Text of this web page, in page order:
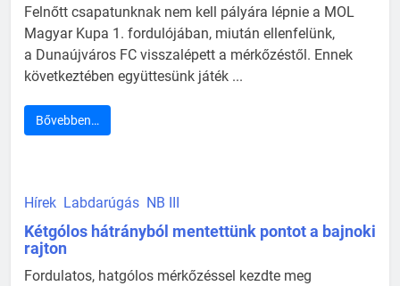
Felnőtt csapatunknak nem kell pályára lépnie a MOL
Magyar Kupa 1. fordulójában, miután ellenfelünk,
a Dunaújváros FC visszalépett a mérkőzéstől. Ennek
következtében együttesünk játék ...
Bővebben…
Hírek Labdarúgás NB III
Kétgólos hátrányból mentettünk pontot a bajnoki
rajton
Fordulatos, hatgólos mérkőzéssel kezdte meg